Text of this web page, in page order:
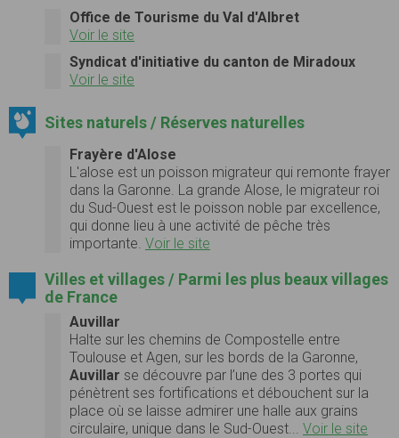
Office de Tourisme du Val d'Albret
Voir le site
Syndicat d'initiative du canton de Miradoux
Voir le site
Sites naturels / Réserves naturelles
Frayère d'Alose
L'alose est un poisson migrateur qui remonte frayer
dans la Garonne. La grande Alose, le migrateur roi
du Sud-Ouest est le poisson noble par excellence,
qui donne lieu à une activité de pêche très
importante. Voir le site
Villes et villages / Parmi les plus beaux villages
de France
Auvillar
Halte sur les chemins de Compostelle entre
Toulouse et Agen, sur les bords de la Garonne,
Auvillar se découvre par l’une des 3 portes qui
pénètrent ses fortifications et débouchent sur la
place où se laisse admirer une halle aux grains
circulaire, unique dans le Sud-Ouest... Voir le site